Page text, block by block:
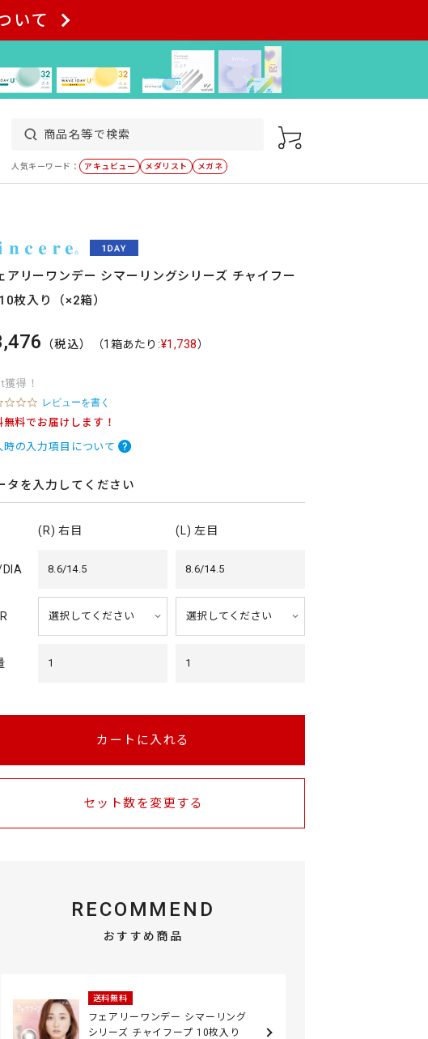
いて
人気キーワード： アキュビュー メダリスト メガネ
アリーワンデー シマーリングシリーズ チャイフー
枚入り（×2箱）
（税込） （1箱あたり:¥1,738）
獲得！
0
.
0
s
r
r
t
i
レビューを書く
無料でお届けします！
時の入力項目について
タを入力してください
(R) 右目 (L) 左目
DIA 8.6/14.5 8.6/14.5
1 1
カートに入れる
セット数を変更する
RECOMMEND
おすすめ商品
送料無料
フェアリーワンデー シマーリング
シリーズ チャイフープ 10枚入り